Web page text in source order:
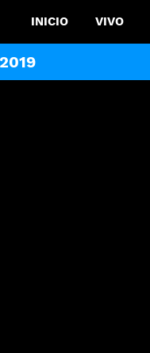
INICIO VIVO